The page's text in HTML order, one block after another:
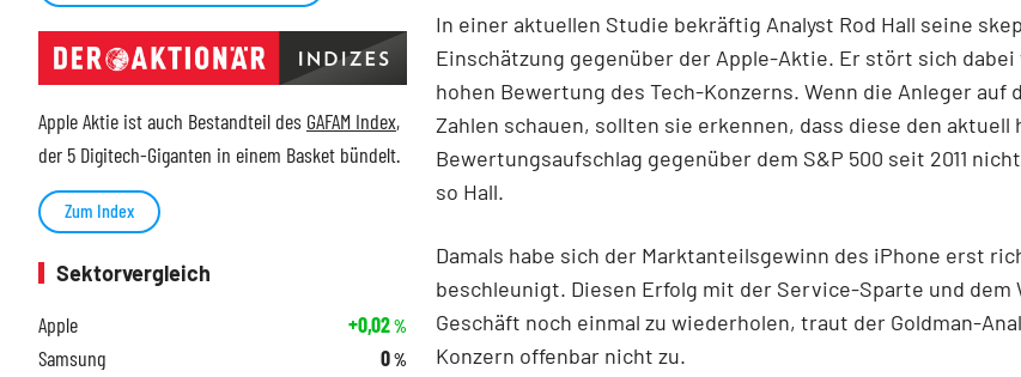
In einer aktuellen Studie bekräftig Analyst Rod Hall seine
Einschätzung gegenüber der Apple-Aktie. Er stört sich dabei
hohen Bewertung des Tech-Konzerns. Wenn die Anleger auf
Zahlen schauen, sollten sie erkennen, dass diese den aktuell
Bewertungsaufschlag gegenüber dem S&P 500 seit 2011
so Hall.
Damals habe sich der Marktanteilsgewinn des iPhone erst
beschleunigt. Diesen Erfolg mit der Service-Sparte und dem
Geschäft noch einmal zu wiederholen, traut der Goldman-
Konzern offenbar nicht zu.
Apple Aktie ist auch Bestandteil des GAFAM Index,
der 5 Digitech-Giganten in einem Basket bündelt.
Zum Index
Sektorvergleich
Apple
+0,02%
Samsung 0%